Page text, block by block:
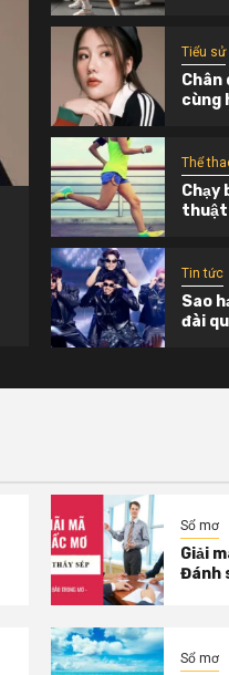
Tiểu sử
Tiểu sử Trấn
nghèo đến
Việt Nam
Tháng 6 15, 2026
Tiểu sử
Chân
cùng
Thể
Chạy
thuật
Tin tức
Sao
đài
Sổ mơ
Giải
Đánh
Sổ mơ